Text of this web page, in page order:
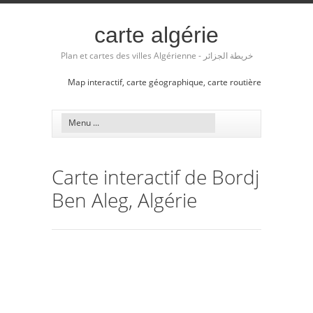
carte algérie
Plan et cartes des villes Algérienne - خريطة الجزائر
Map interactif, carte géographique, carte routière
Carte interactif de Bordj
Ben Aleg, Algérie